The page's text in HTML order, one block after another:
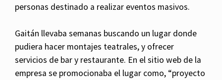
personas destinado a realizar eventos masivos.
Gaitán llevaba semanas buscando un lugar donde
pudiera hacer montajes teatrales, y ofrecer
servicios de bar y restaurante. En el sitio web de la
empresa se promocionaba el lugar como, “proyecto